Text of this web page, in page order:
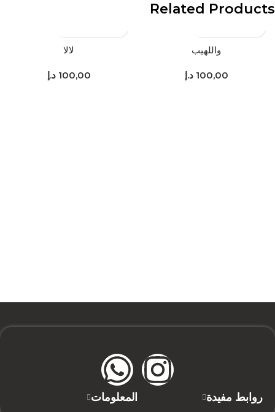
Related Products
واللهيب
100,00 د.إ
لالا
100,00 د.إ
المعلومات روابط مفيدة